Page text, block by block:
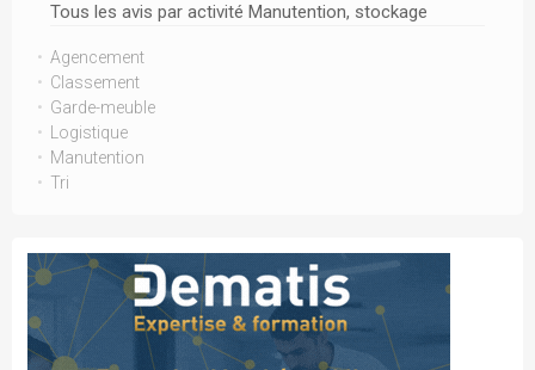
Tous les avis par activité Manutention, stockage
Agencement
Classement
Garde-meuble
Logistique
Manutention
Tri